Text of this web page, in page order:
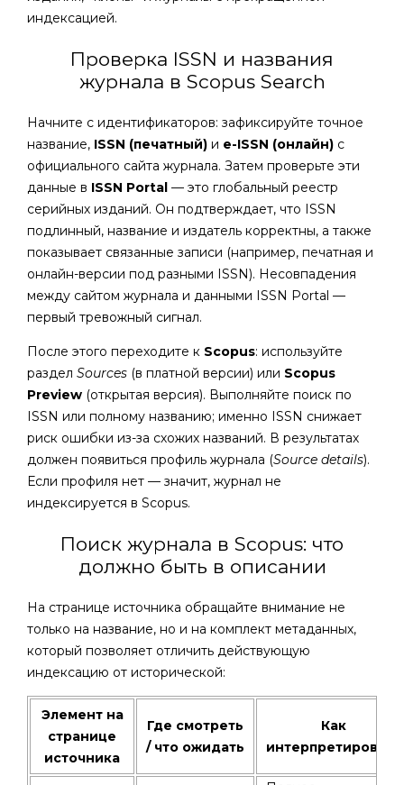
индексацией.
Проверка ISSN и названия
журнала в Scopus Search
Начните с идентификаторов: зафиксируйте точное
название, ISSN (печатный) и e-ISSN (онлайн) с
официального сайта журнала. Затем проверьте эти
данные в ISSN Portal — это глобальный реестр
серийных изданий. Он подтверждает, что ISSN
подлинный, название и издатель корректны, а также
показывает связанные записи (например, печатная и
онлайн-версии под разными ISSN). Несовпадения
между сайтом журнала и данными ISSN Portal —
первый тревожный сигнал.
После этого переходите к Scopus: используйте
раздел Sources (в платной версии) или Scopus
Preview (открытая версия). Выполняйте поиск по
ISSN или полному названию; именно ISSN снижает
риск ошибки из-за схожих названий. В результатах
должен появиться профиль журнала (Source details).
Если профиля нет — значит, журнал не
индексируется в Scopus.
Поиск журнала в Scopus: что
должно быть в описании
На странице источника обращайте внимание не
только на название, но и на комплект метаданных,
который позволяет отличить действующую
индексацию от исторической:
Элемент на
странице
источника
Где смотреть
/ что ожидать
Как
интерпретировать